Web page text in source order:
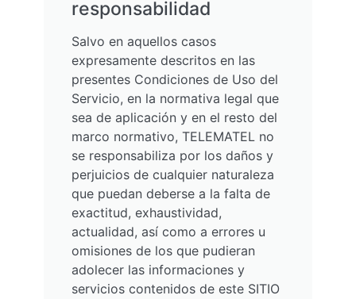
responsabilidad
Salvo en aquellos casos
expresamente descritos en las
presentes Condiciones de Uso del
Servicio, en la normativa legal que
sea de aplicación y en el resto del
marco normativo, TELEMATEL no
se responsabiliza por los daños y
perjuicios de cualquier naturaleza
que puedan deberse a la falta de
exactitud, exhaustividad,
actualidad, así como a errores u
omisiones de los que pudieran
adolecer las informaciones y
servicios contenidos de este SITIO